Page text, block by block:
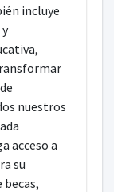
incluye
nuestros
acceso a
su
becas,